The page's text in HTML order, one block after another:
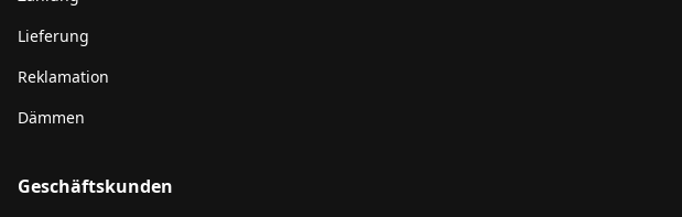
Lieferung
Reklamation
Dämmen
Geschäftskunden